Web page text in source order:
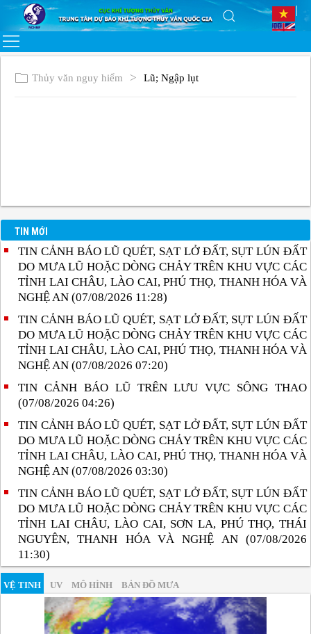
Thủy văn nguy hiểm Lũ; Ngập lụt
TIN MỚI
TIN CẢNH BÁO LŨ QUÉT, SẠT LỞ ĐẤT, SỤT LÚN ĐẤT
DO MƯA LŨ HOẶC DÒNG CHẢY TRÊN KHU VỰC CÁC
TỈNH LAI CHÂU, LÀO CAI, PHÚ THỌ, THANH HÓA VÀ
NGHỆ AN (07/08/2026 11:28)
TIN CẢNH BÁO LŨ QUÉT, SẠT LỞ ĐẤT, SỤT LÚN ĐẤT
DO MƯA LŨ HOẶC DÒNG CHẢY TRÊN KHU VỰC CÁC
TỈNH LAI CHÂU, LÀO CAI, PHÚ THỌ, THANH HÓA VÀ
NGHỆ AN (07/08/2026 07:20)
TIN CẢNH BÁO LŨ TRÊN LƯU VỰC SÔNG THAO
(07/08/2026 04:26)
TIN CẢNH BÁO LŨ QUÉT, SẠT LỞ ĐẤT, SỤT LÚN ĐẤT
DO MƯA LŨ HOẶC DÒNG CHẢY TRÊN KHU VỰC CÁC
TỈNH LAI CHÂU, LÀO CAI, PHÚ THỌ, THANH HÓA VÀ
NGHỆ AN (07/08/2026 03:30)
TIN CẢNH BÁO LŨ QUÉT, SẠT LỞ ĐẤT, SỤT LÚN ĐẤT
DO MƯA LŨ HOẶC DÒNG CHẢY TRÊN KHU VỰC CÁC
TỈNH LAI CHÂU, LÀO CAI, SƠN LA, PHÚ THỌ, THÁI
NGUYÊN, THANH HÓA VÀ NGHỆ AN (07/08/2026
11:30)
VỆ TINH UV MÔ HÌNH BẢN ĐỒ MƯA